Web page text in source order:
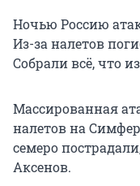
Ночью Россию
Из-за налетов
Собрали всё, что
Массированная
налетов на
семеро
Аксенов.